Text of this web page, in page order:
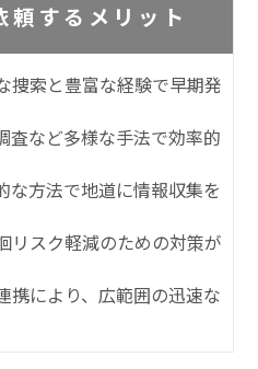
頼するメリット
捜索と豊富な経験で早期発
査など多様な手法で効率的
な方法で地道に情報収集を
リスク軽減のための対策が
携により、広範囲の迅速な